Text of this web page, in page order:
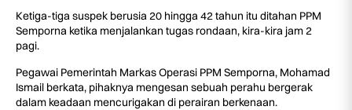
Ketiga-tiga suspek berusia 20 hingga 42 tahun itu ditahan PPM
Semporna ketika menjalankan tugas rondaan, kira-kira jam 2
pagi.
Pegawai Pemerintah Markas Operasi PPM Semporna, Mohamad
Ismail berkata, pihaknya mengesan sebuah perahu bergerak
dalam keadaan mencurigakan di perairan berkenaan.